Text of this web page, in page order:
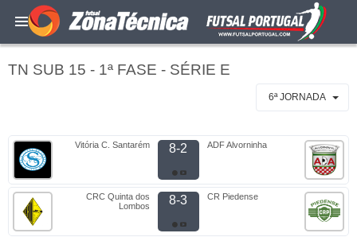
TN SUB 15 - 1ª FASE - SÉRIE E
6ª JORNADA
Vitória C. Santarém 8-2 ADF Alvorninha
CRC Quinta dos
Lombos
8-3 CR Piedense